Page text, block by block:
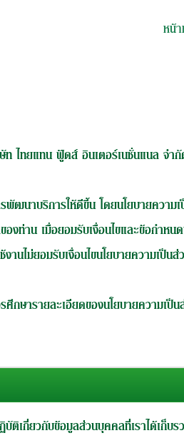
หน้
ท ไทยแทน ฟู้ดส์ อินเตอร์เนชั่นแนล
ฒนาบริการให้ดีขึ้น โดยนโยบายควา
งท่าน เมื่อยอมรับเงื่อนไขและข้อกำ
นไม่ยอมรับเงื่อนไขนโยบายความเป็
กษารายละเอียดของนโยบายความเ
เกี่ยวกับข้อมูลส่วนบุคคลที่เราได้เก็บ